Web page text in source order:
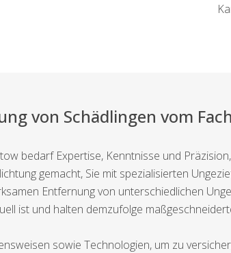
von Schädlingen vom
bedarf Expertise, Kenntnisse und
gemacht, Sie mit spezialisierten
Entfernung von unterschiedlichen
ist und halten demzufolge
sowie Technologien, um zu